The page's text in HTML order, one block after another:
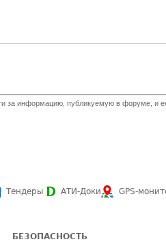
за информацию, публикуемую в форуме, и
Тендеры АТИ-Доки GPS-
БЕЗОПАСНОСТЬ